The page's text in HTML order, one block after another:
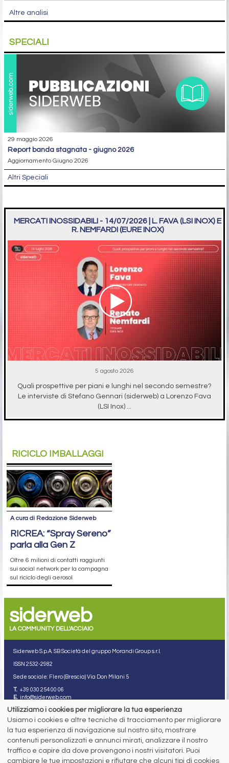
Altre analisi
SPECIALI
29 maggio 2026
report banda stagnata - giugno 2026
Aggiornamento Giugno 2026
Altri Speciali
MERCATI INOSSIDABILI - 14/07/2026 | L. FAVA (LSI INOX) E
R. NEMFARDI (EURE INOX)
5 agosto 2026
Quali prospettive per piani e lunghi nel secondo semestre?
Le interviste di Stefano Gennari (siderweb) a Lorenzo Fava
(LSI Inox) ...
RICICLO IMBALLAGGI
A cura di Redazione Siderweb
RICREA: “Spray Sereno”
parla alla Gen Z
Oltre 6 milioni di contatti raggiunti
sui social network per la campagna
sul riciclo degli aerosol
siderweb
LA COMMUNITY DELL'ACCIAIO
Siderweb S.p.A. SB Società del gruppo Morandi Group s.r.l.
ISSN 2532-2982
Sede sociale: Flero (Brescia) Via Don Milani 5
T. +39 030 254 00 06
E. info@siderweb.com
Copyright siderweb spa sb
Tutti i diritti sono riservati
Privacy policy
Cookie policy
Digital Services Act Policy
Utilizziamo i cookies per migliorare la tua esperienza
Usiamo i cookies e altre tecniche di tracciamento per migliorare
la tua esperienza di navigazione sul nostro sito, mostrare
contenuti personalizzati e annunci mirati, analizzare il nostro
traffico e capire da dove provengono i nostri visitatori. Puoi
cambiare le tue impostazioni e rifiutare che alcuni tipi di cookies